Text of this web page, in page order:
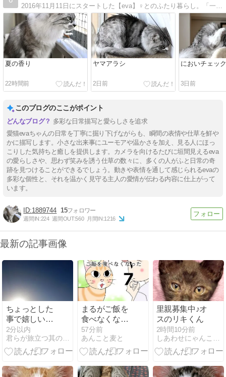
2016年11月11日にスタートした【eva】♀とのふたり暮らし。「一人暮らしでも猫と楽しく幸せに暮らせる」ということをわたしたちが証明しています！2021年5月発症、主の皮膚筋炎闘病記も。
夏の香り
22時間前
ヤマアラシ
2日前
においチェッ
3日前
このブログのここがポイント
多彩な日常描写と愛らしさを追求
愛猫evaちゃんの日常を丁寧に掘り下げながらも、瞬間の表情や仕草を鮮や
かに描写します。小さな出来事にユーモアや温かさを加え、見る人にほっ
こりした気持ちと癒しを提供します。カメラを向けるたびに垣間見えるeva
の愛らしさや、思わず笑みを誘う仕草の数々に、多くの人がふと日常の奇
跡を見つけることができるでしょう。動きや表情を通して感じられるevaの
多彩な個性と、それを温かく見守る主人の愛情が伝わる内容に仕上がって
います。
1889744 15
週間IN:224 週間OUT:560 月間IN:1216
最新の記事画像
ちょっとした
事で嬉しいね
ぇ(o^―^o)ﾆｺ
2分以内
君らが旅立つ其の日まで セカンドステージ
まるがご飯を
食べなくなっ
た７
57分前
あんこと麦と
里親募集中♪オ
スのリキくん
2時間10分前
しあわせにゃんこのブログ